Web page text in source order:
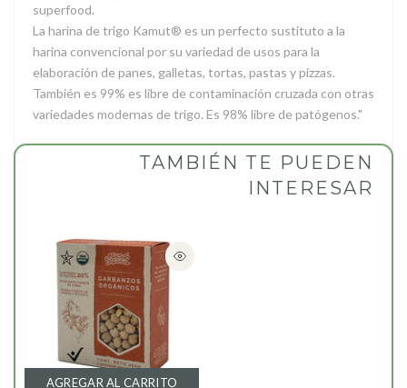
superfood.
La harina de trigo Kamut® es un perfecto sustituto a la
harina convencional por su variedad de usos para la
elaboración de panes, galletas, tortas, pastas y pizzas.
También es 99% es libre de contaminación cruzada con otras
variedades modernas de trigo. Es 98% libre de patógenos."
TAMBIÉN TE PUEDEN
INTERESAR
AGREGAR AL CARRITO